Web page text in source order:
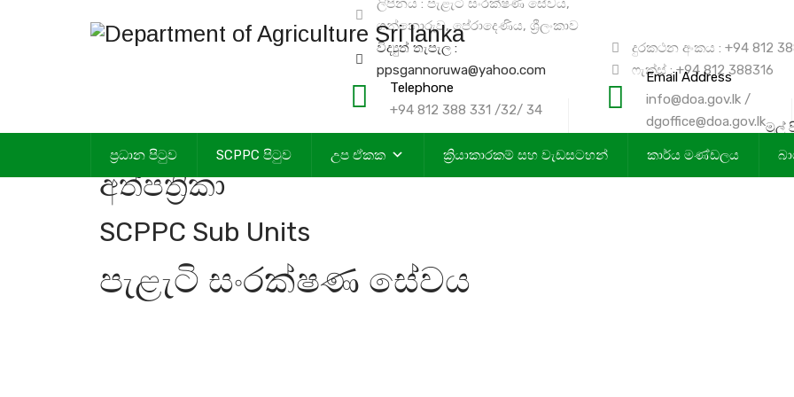
Telephone
+94 812 388 331 /32/ 34
Email Address
info@doa.gov.lk /
dgoffice@doa.gov.lk
ප්‍රධාන පිටුව SCPPC පිටුව උප ඒකක ක්‍රියාකාරකම් සහ වැඩසටහන් කාර්ය මණ්ඩලය
ලිපිනය : පැළැටි සංරක්ෂණ සේවය,
ගන්නොරුව, පේරාදෙණිය, ශ්‍රීලංකාව
විද්‍යුත් තැපැල :
ppsgannoruwa@yahoo.com
දුරකථන අංකය : +94 812
ෆැක්ස් : +94 812 388316
මුල්
අත්පත්‍රිකා
SCPPC Sub Units
පැළැටි සංරක්ෂණ සේවය